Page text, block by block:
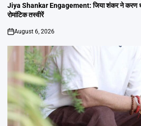
IN
Jiya Shankar Engagement: जिया शंकर ने करण
रोमांटिक तस्वीरें
on
August 6, 2026